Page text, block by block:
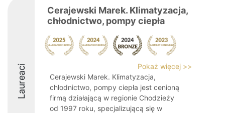
Laureaci
Cerajewski Marek. Klimatyzacja,
chłodnictwo, pompy ciepła
Pokaż więcej >>
Cerajewski Marek. Klimatyzacja,
chłodnictwo, pompy ciepła jest cenioną
firmą działającą w regionie Chodzieży
od 1997 roku, specjalizującą się w